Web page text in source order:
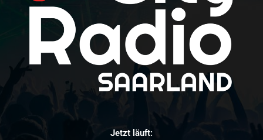
Jetzt läuft: